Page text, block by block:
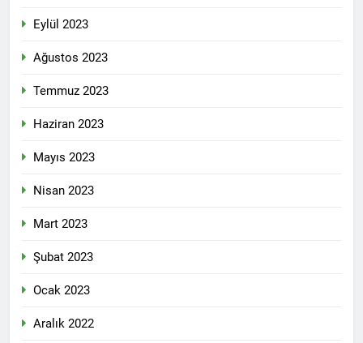
Eylül 2023
Ağustos 2023
Temmuz 2023
Haziran 2023
Mayıs 2023
Nisan 2023
Mart 2023
Şubat 2023
Ocak 2023
Aralık 2022